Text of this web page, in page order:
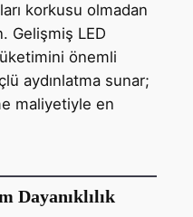
korkusu olmadan
Gelişmiş LED
önemli
aydınlatma sunar;
maliyetiyle en
Dayanıklılık